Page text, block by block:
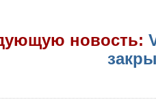
новость: